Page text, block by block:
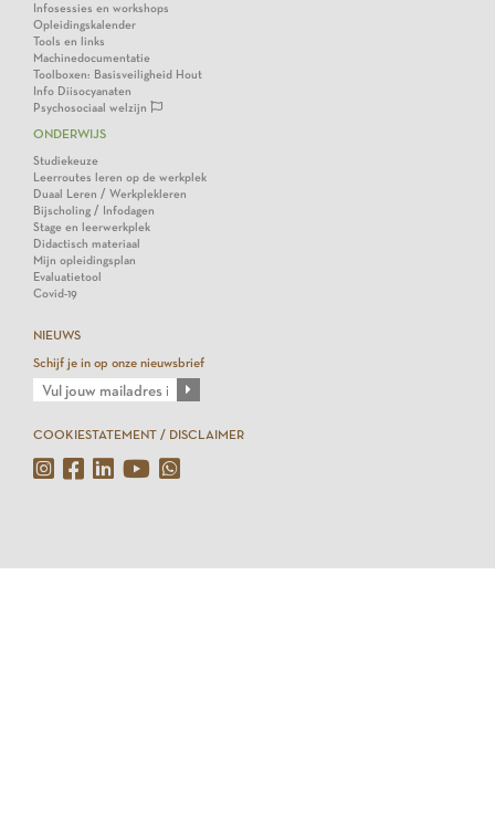
Infosessies en workshops
Opleidingskalender
Tools en links
Machinedocumentatie
Toolboxen: Basisveiligheid Hout
Info Diisocyanaten
Psychosociaal welzijn
ONDERWIJS
Studiekeuze
Leerroutes leren op de werkplek
Duaal Leren / Werkplekleren
Bijscholing / Infodagen
Stage en leerwerkplek
Didactisch materiaal
Mijn opleidingsplan
Evaluatietool
Covid-19
NIEUWS
Schijf je in op onze nieuwsbrief
COOKIESTATEMENT / DISCLAIMER